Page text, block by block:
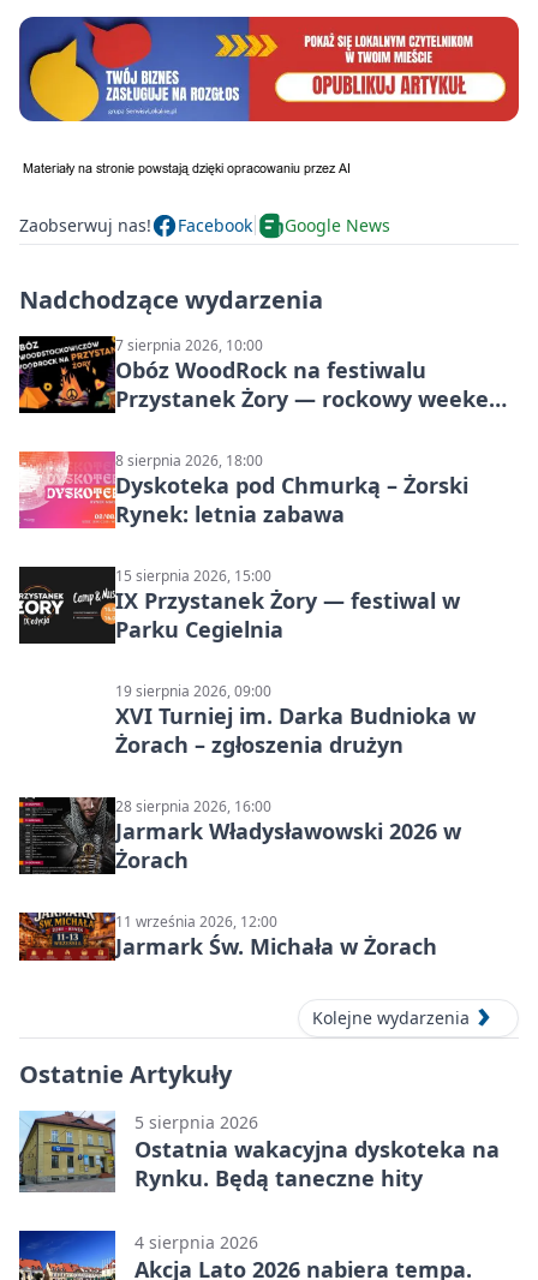
Zaobserwuj nas! Facebook Google News
Nadchodzące wydarzenia
7 sierpnia 2026, 10:00
Obóz WoodRock na festiwalu
Przystanek Żory — rockowy weekend
8 sierpnia 2026, 18:00
Dyskoteka pod Chmurką – Żorski
Rynek: letnia zabawa
15 sierpnia 2026, 15:00
IX Przystanek Żory — festiwal w
Parku Cegielnia
19 sierpnia 2026, 09:00
XVI Turniej im. Darka Budnioka w
Żorach – zgłoszenia drużyn
28 sierpnia 2026, 16:00
Jarmark Władysławowski 2026 w
Żorach
11 września 2026, 12:00
Jarmark Św. Michała w Żorach
Kolejne wydarzenia
Ostatnie Artykuły
5 sierpnia 2026
Ostatnia wakacyjna dyskoteka na
Rynku. Będą taneczne hity
4 sierpnia 2026
Akcja Lato 2026 nabiera tempa.